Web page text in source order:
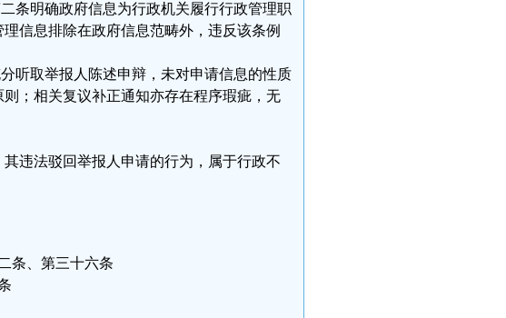
条明确政府信息为行政机关履行行政管理职
信息排除在政府信息范畴外，违反该条例
听取举报人陈述申辩，未对申请信息的性质
；相关复议补正通知亦存在程序瑕疵，无
违法驳回举报人申请的行为，属于行政不
条、第三十六条